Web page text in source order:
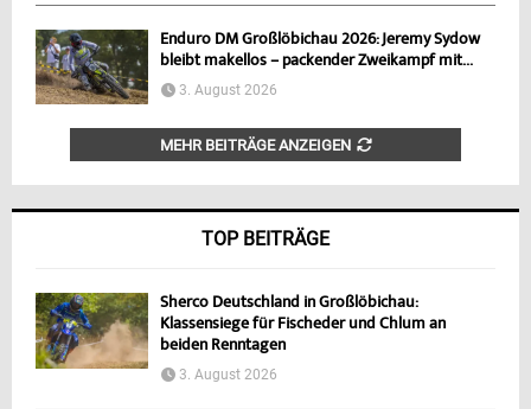
Enduro DM Großlöbichau 2026: Jeremy Sydow
bleibt makellos – packender Zweikampf mit...
3. August 2026
MEHR BEITRÄGE ANZEIGEN
TOP BEITRÄGE
Sherco Deutschland in Großlöbichau:
Klassensiege für Fischeder und Chlum an
beiden Renntagen
3. August 2026